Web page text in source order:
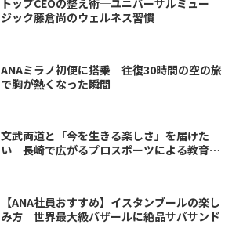
トップCEOの整え術─ユニバーサルミュー
ジック藤倉尚のウェルネス習慣
ANAミラノ初便に搭乗 往復30時間の空の旅
で胸が熱くなった瞬間
文武両道と「今を生きる楽しさ」を届けた
い 長崎で広がるプロスポーツによる教育改
【ANA社員おすすめ】イスタンブールの楽し
み方 世界最大級バザールに絶品サバサンド